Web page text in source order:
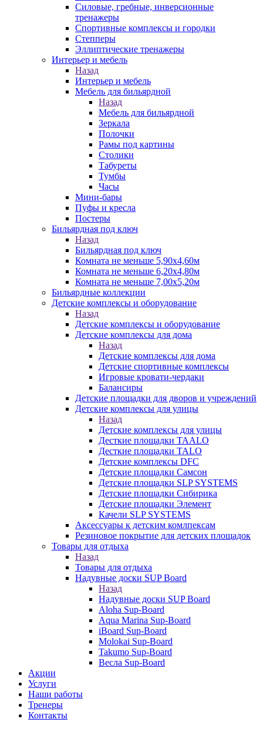
Силовые, гребные, инверсионные
тренажеры
Спортивные комплексы и городки
Степперы
Эллиптические тренажеры
Интерьер и мебель
Назад
Интерьер и мебель
Мебель для бильярдной
Назад
Мебель для бильярдной
Зеркала
Полочки
Рамы под картины
Столики
Табуреты
Тумбы
Часы
Мини-бары
Пуфы и кресла
Постеры
Бильярдная под ключ
Назад
Бильярдная под ключ
Комната не меньше 5,90х4,60м
Комната не меньше 6,20х4,80м
Комната не меньше 7,00х5,20м
Бильярдные коллекции
Детские комплексы и оборудование
Назад
Детские комплексы и оборудование
Детские комплексы для дома
Назад
Детские комплексы для дома
Детские спортивные комплексы
Игровые кровати-чердаки
Балансиры
Детские площадки для дворов и учреждений
Детские комплексы для улицы
Назад
Детские комплексы для улицы
Десткие площадки TAALO
Десткие площадки TALO
Детские комплексы DFC
Детские площадки Самсон
Детские площадки SLP SYSTEMS
Детские площадки Сибирика
Детские площадки Элемент
Качели SLP SYSTEMS
Аксессуары к детским комлпексам
Резиновое покрытие для детских площадок
Товары для отдыха
Назад
Товары для отдыха
Надувные доски SUP Board
Назад
Надувные доски SUP Board
Aloha Sup-Board
Aqua Marina Sup-Board
iBoard Sup-Board
Molokai Sup-Board
Takumo Sup-Board
Весла Sup-Board
Акции
Услуги
Наши работы
Тренеры
Контакты